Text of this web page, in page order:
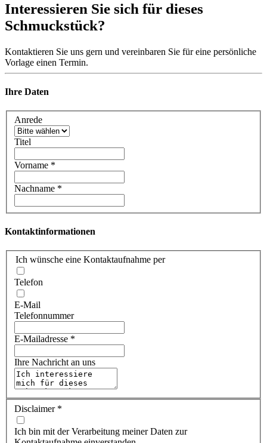
Interessieren Sie sich für dieses
Schmuckstück?
Kontaktieren Sie uns gern und vereinbaren Sie für eine persönliche
Vorlage einen Termin.
Ihre Daten
Anrede
Titel
Vorname *
Nachname *
Kontaktinformationen
Ich wünsche eine Kontaktaufnahme per
Telefon
E-Mail
Telefonnummer
E-Mailadresse *
Ihre Nachricht an uns
Disclaimer *
Ich bin mit der Verarbeitung meiner Daten zur